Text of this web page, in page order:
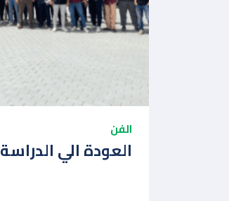
الفن
العودة الي الدراسة